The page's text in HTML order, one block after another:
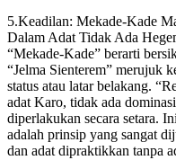
5.Keadilan: Mekade-Kade
Dalam Adat Tidak Ada
“Mekade-Kade” berarti
“Jelma Sienterem” merujuk
status atau latar belakang.
adat Karo, tidak ada
diperlakukan secara setara.
adalah prinsip yang sangat
dan adat dipraktikkan tanpa